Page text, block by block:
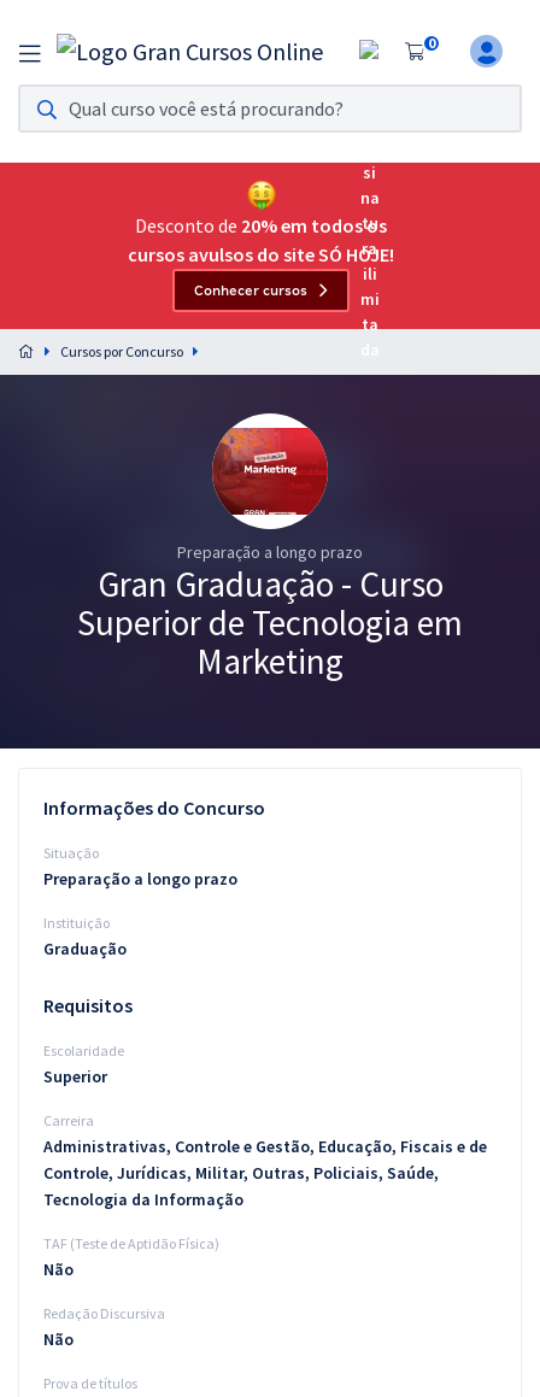
0
Assinatura Ilimitada 11
Acesso a todos os cursos. Teste grátis por 7 dias!
Assinatura OAB Até Passar
Acesso ilimitado a toda preparação para o Exame da
Preparação completa e intensiva para as principais
residências em saúde do Brasil
Graduação
Blog
Aprovados
Atendimento
Desconto de 20% em todos os
cursos avulsos do site SÓ HOJE!
Conhecer cursos
Cursos por Concurso
Preparação a longo prazo
Gran Graduação - Curso
Superior de Tecnologia em
Marketing
Informações do Concurso
Situação
Preparação a longo prazo
Instituição
Graduação
Requisitos
Escolaridade
Superior
Carreira
Administrativas, Controle e Gestão, Educação, Fiscais e de
Controle, Jurídicas, Militar, Outras, Policiais, Saúde,
Tecnologia da Informação
TAF (Teste de Aptidão Física)
Não
Redação Discursiva
Não
Prova de títulos